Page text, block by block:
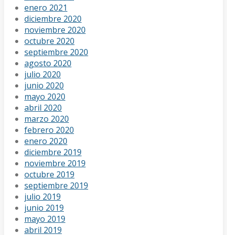
enero 2021
diciembre 2020
noviembre 2020
octubre 2020
septiembre 2020
agosto 2020
julio 2020
junio 2020
mayo 2020
abril 2020
marzo 2020
febrero 2020
enero 2020
diciembre 2019
noviembre 2019
octubre 2019
septiembre 2019
julio 2019
junio 2019
mayo 2019
abril 2019